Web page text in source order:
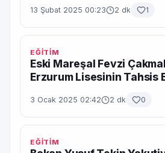
13 Şubat 2025 00:23 2 dk 1
EĞİTİM
Eski Mareşal Fevzi
Erzurum Lisesinin Tahsis
3 Ocak 2025 02:42 2 dk 0
EĞİTİM